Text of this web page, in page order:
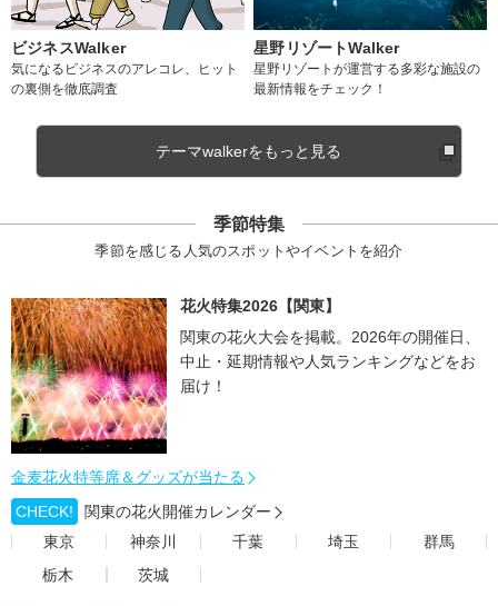
ビジネスWalker
気になるビジネスのアレコレ、ヒット
の裏側を徹底調査
星野リゾートWalker
星野リゾートが運営する多彩な施設の
最新情報をチェック！
テーマwalkerをもっと見る
季節特集
季節を感じる人気のスポットやイベントを紹介
花火特集2026【関東】
関東の花火大会を掲載。2026年の開催日、
中止・延期情報や人気ランキングなどをお
届け！
金麦花火特等席＆グッズが当たる
CHECK!
関東の花火開催カレンダー
東京
神奈川 千葉 埼玉
群馬
栃木
茨城